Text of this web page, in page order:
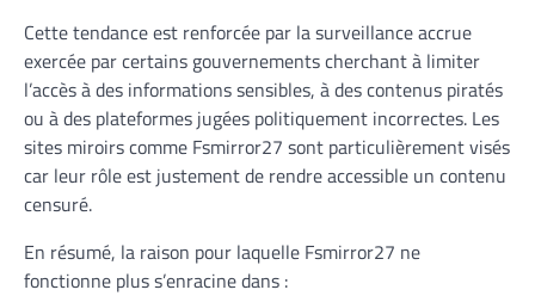
Cette tendance est renforcée par la surveillance accrue
exercée par certains gouvernements cherchant à limiter
l’accès à des informations sensibles, à des contenus piratés
ou à des plateformes jugées politiquement incorrectes. Les
sites miroirs comme Fsmirror27 sont particulièrement visés
car leur rôle est justement de rendre accessible un contenu
censuré.
En résumé, la raison pour laquelle Fsmirror27 ne
fonctionne plus s’enracine dans :